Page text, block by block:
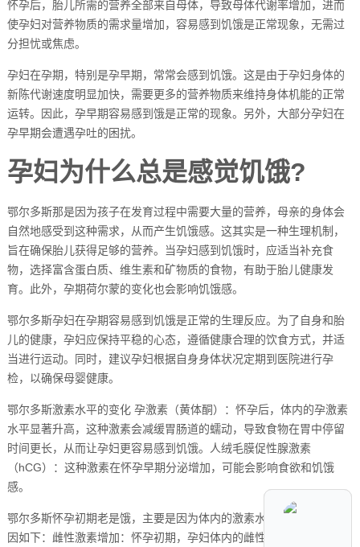
怀孕后，胎儿所需的营养全部来自母体，导致母体代谢率增加，进而
使孕妇对营养物质的需求量增加，容易感到饥饿是正常现象，无需过
分担忧或焦虑。
孕妇在孕期，特别是孕早期，常常会感到饥饿。这是由于孕妇身体的
新陈代谢速度明显加快，需要更多的营养物质来维持身体机能的正常
运转。因此，孕早期容易感到饿是正常的现象。另外，大部分孕妇在
孕早期会遭遇孕吐的困扰。
孕妇为什么总是感觉饥饿?
鄂尔多斯那是因为孩子在发育过程中需要大量的营养，母亲的身体会
自然地感受到这种需求，从而产生饥饿感。这其实是一种生理机制，
旨在确保胎儿获得足够的营养。当孕妇感到饥饿时，应适当补充食
物，选择富含蛋白质、维生素和矿物质的食物，有助于胎儿健康发
育。此外，孕期荷尔蒙的变化也会影响饥饿感。
鄂尔多斯孕妇在孕期容易感到饥饿是正常的生理反应。为了自身和胎
儿的健康，孕妇应保持平稳的心态，遵循健康合理的饮食方式，并适
当进行运动。同时，建议孕妇根据自身身体状况定期到医院进行孕
检，以确保母婴健康。
鄂尔多斯激素水平的变化 孕激素（黄体酮）：怀孕后，体内的孕激素
水平显著升高，这种激素会减缓胃肠道的蠕动，导致食物在胃中停留
时间更长，从而让孕妇更容易感到饥饿。人绒毛膜促性腺激素
（hCG）：这种激素在怀孕早期分泌增加，可能会影响食欲和饥饿
感。
鄂尔多斯怀孕初期老是饿，主要是因为体内的激素水平增加。具体原
因如下：雌性激素增加：怀孕初期，孕妇体内的雌性激素水平会显著